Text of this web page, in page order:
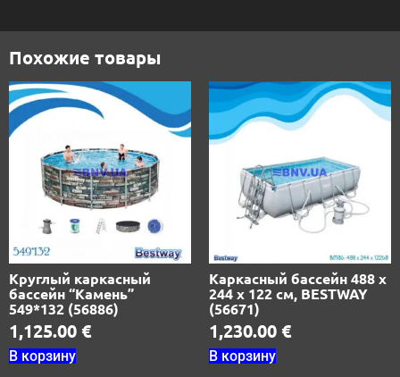
Похожие товары
Круглый каркасный
бассейн “Камень”
549*132 (56886)
1,125.00 €
В корзину
Каркасный бассейн 488 х
244 х 122 см, BESTWAY
(56671)
1,230.00 €
В корзину